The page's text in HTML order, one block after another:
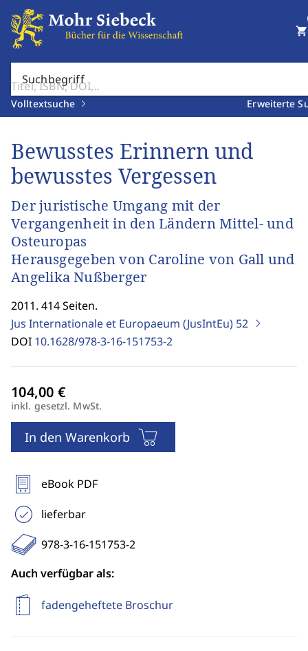
Suchbegriff
Volltextsuche Erweiterte
shopping_cart
Bewusstes Erinnern und
bewusstes Vergessen
Der juristische Umgang mit der
Vergangenheit in den Ländern Mittel- und
Osteuropas
Herausgegeben von Caroline von Gall und
Angelika Nußberger
2011. 414 Seiten.
Jus Internationale et Europaeum (JusIntEu) 52
DOI 10.1628/978-3-16-151753-2
inkl. gesetzl. MwSt.
In den Warenkorb
eBook PDF
lieferbar
978-3-16-151753-2
Auch verfügbar als:
fadengeheftete Broschur